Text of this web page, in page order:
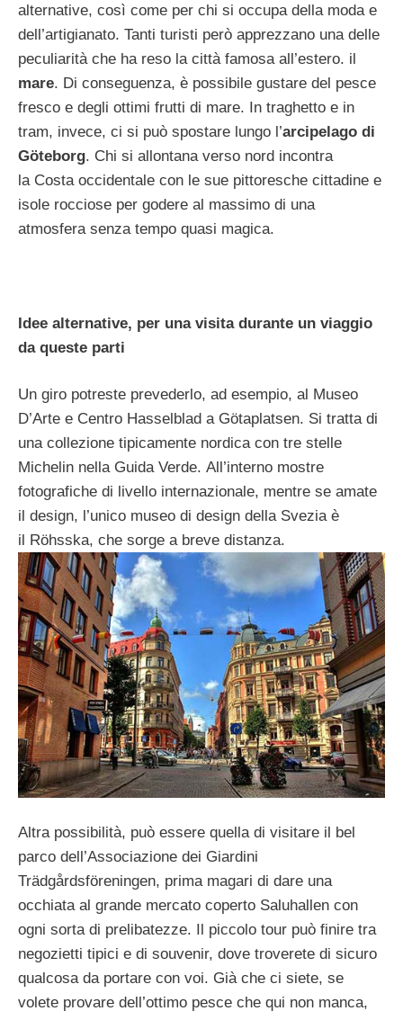
alternative, così come per chi si occupa della moda e
dell’artigianato. Tanti turisti però apprezzano una delle
peculiarità che ha reso la città famosa all’estero. il
mare. Di conseguenza, è possibile gustare del pesce
fresco e degli ottimi frutti di mare. In traghetto e in
tram, invece, ci si può spostare lungo l’arcipelago di
Göteborg. Chi si allontana verso nord incontra
la Costa occidentale con le sue pittoresche cittadine e
isole rocciose per godere al massimo di una
atmosfera senza tempo quasi magica.
Idee alternative, per una visita durante un viaggio
da queste parti
Un giro potreste prevederlo, ad esempio, al Museo
D’Arte e Centro Hasselblad a Götaplatsen. Si tratta di
una collezione tipicamente nordica con tre stelle
Michelin nella Guida Verde. All’interno mostre
fotografiche di livello internazionale, mentre se amate
il design, l’unico museo di design della Svezia è
il Röhsska, che sorge a breve distanza.
Altra possibilità, può essere quella di visitare il bel
parco dell’Associazione dei Giardini
Trädgårdsföreningen, prima magari di dare una
occhiata al grande mercato coperto Saluhallen con
ogni sorta di prelibatezze. Il piccolo tour può finire tra
negozietti tipici e di souvenir, dove troverete di sicuro
qualcosa da portare con voi. Già che ci siete, se
volete provare dell’ottimo pesce che qui non manca,